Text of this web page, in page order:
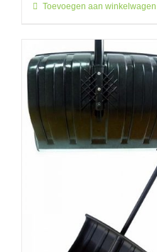
Toevoegen aan winkelwagen